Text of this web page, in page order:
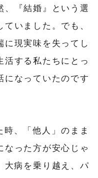
、『結婚』という選
いました。でも、
に現実味を失ってし
活する私たちにとっ
になっていたのです
時、「他人」のまま
なった方が安心じゃ
病を乗り越え、パ